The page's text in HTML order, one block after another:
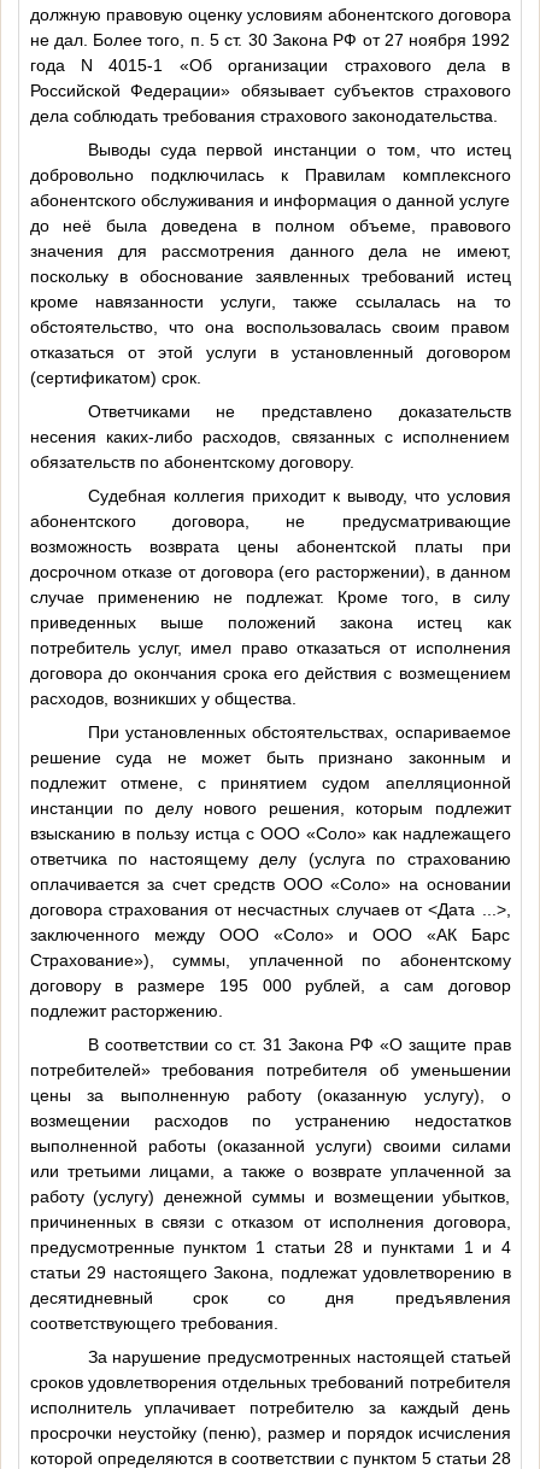
должную правовую оценку условиям абонентского договора
не дал. Более того, п. 5 ст. 30 Закона РФ от 27 ноября 1992
года N 4015-1 «Об организации страхового дела в
Российской Федерации» обязывает субъектов страхового
дела соблюдать требования страхового законодательства.
Выводы суда первой инстанции о том, что истец
добровольно подключилась к Правилам комплексного
абонентского обслуживания и информация о данной услуге
до неё была доведена в полном объеме, правового
значения для рассмотрения данного дела не имеют,
поскольку в обоснование заявленных требований истец
кроме навязанности услуги, также ссылалась на то
обстоятельство, что она воспользовалась своим правом
отказаться от этой услуги в установленный договором
(сертификатом) срок.
Ответчиками не представлено доказательств
несения каких-либо расходов, связанных с исполнением
обязательств по абонентскому договору.
Судебная коллегия приходит к выводу, что условия
абонентского договора, не предусматривающие
возможность возврата цены абонентской платы при
досрочном отказе от договора (его расторжении), в данном
случае применению не подлежат. Кроме того, в силу
приведенных выше положений закона истец как
потребитель услуг, имел право отказаться от исполнения
договора до окончания срока его действия с возмещением
расходов, возникших у общества.
При установленных обстоятельствах, оспариваемое
решение суда не может быть признано законным и
подлежит отмене, с принятием судом апелляционной
инстанции по делу нового решения, которым подлежит
взысканию в пользу истца с ООО «Соло» как надлежащего
ответчика по настоящему делу (услуга по страхованию
оплачивается за счет средств ООО «Соло» на основании
договора страхования от несчастных случаев от<Дата ...>,
заключенного между ООО «Соло» и ООО «АК Барс
Страхование»), суммы, уплаченной по абонентскому
договору в размере 195 000 рублей, а сам договор
подлежит расторжению.
В соответствии со ст. 31 Закона РФ «О защите прав
потребителей» требования потребителя об уменьшении
цены за выполненную работу (оказанную услугу), о
возмещении расходов по устранению недостатков
выполненной работы (оказанной услуги) своими силами
или третьими лицами, а также о возврате уплаченной за
работу (услугу) денежной суммы и возмещении убытков,
причиненных в связи с отказом от исполнения договора,
предусмотренные пунктом 1 статьи 28 и пунктами 1 и 4
статьи 29 настоящего Закона, подлежат удовлетворению в
десятидневный срок со дня предъявления
соответствующего требования.
За нарушение предусмотренных настоящей статьей
сроков удовлетворения отдельных требований потребителя
исполнитель уплачивает потребителю за каждый день
просрочки неустойку (пеню), размер и порядок исчисления
которой определяются в соответствии с пунктом 5 статьи 28